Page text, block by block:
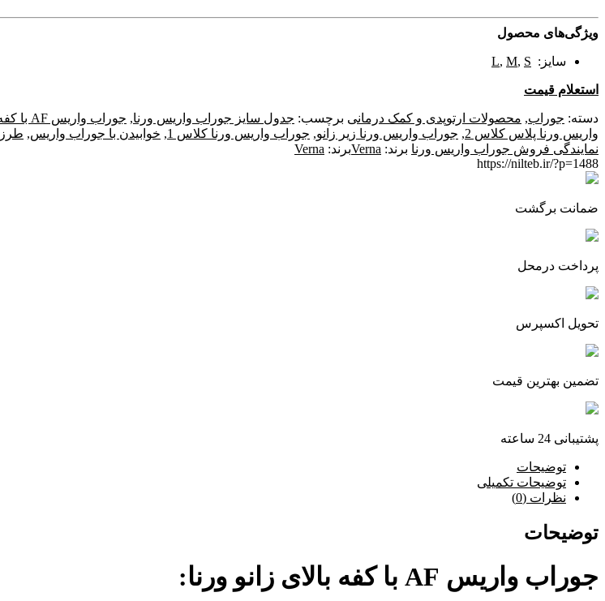
ویژگی‌های محصول
سایز: L, M, S
استعلام قیمت
دسته: جوراب, محصولات ارتوپدی و کمک درمانی برچسب: جدول سایز جوراب واریس ورنا, جوراب واریس AF با کفه بالای زانو ورنا
واریس ورنا پلاس کلاس 2
, جوراب واریس ورنا زیر زانو, جوراب واریس ورنا کلاس 1 , خوابیدن با جوراب واریس, طرز
نمایندگی فروش جوراب واریس ورنا برند: Vernaبرند: Verna
https://nilteb.ir/?p=1488
ضمانت برگشت
پرداخت درمحل
تحویل اکسپرس
تضمین بهترین قیمت
پشتیبانی 24 ساعته
توضیحات
توضیحات تکمیلی
نظرات (0)
توضیحات
جوراب واریس AF با کفه بالای زانو ورنا: